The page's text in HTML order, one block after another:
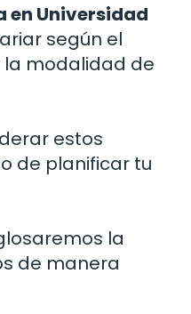
en Universidad
según el
modalidad de
estos
de planificar tu
la
de manera